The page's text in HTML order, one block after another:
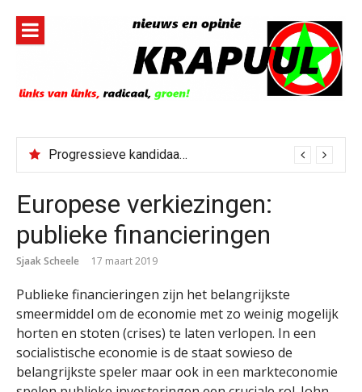
inhoud
Progressieve kandidaat El-Sayed senaatskandidaat Michigan
Europese verkiezingen:
publieke financieringen
Sjaak Scheele 17 maart 2019
Publieke financieringen zijn het belangrijkste
smeermiddel om de economie met zo weinig mogelijk
horten en stoten (crises) te laten verlopen. In een
socialistische economie is de staat sowieso de
belangrijkste speler maar ook in een markteconomie